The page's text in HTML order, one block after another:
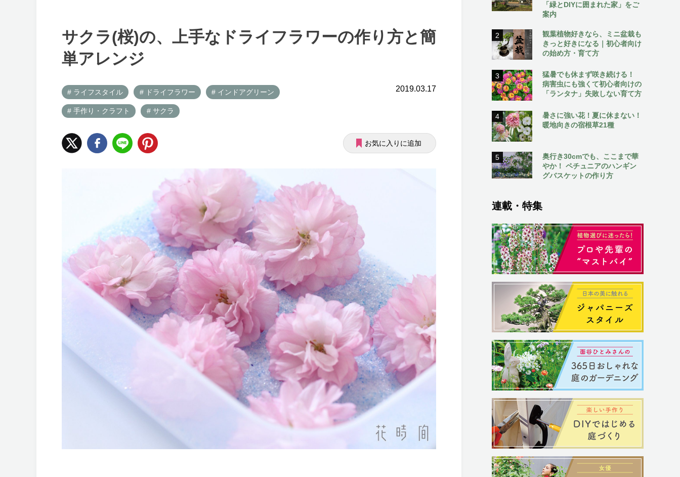
サクラ(桜)の、上手なドライフラワーの作り方と簡
単アレンジ
# ライフスタイル # ドライフラワー # インドアグリーン
# 手作り・クラフト # サクラ
2019.03.17
お気に入りに追加
「緑とDIYに囲まれた家」をご
案内
2
観葉植物好きなら、ミニ盆栽も
きっと好きになる｜初心者向け
の始め方・育て方
3
猛暑でも休まず咲き続ける！
病害虫にも強くて初心者向けの
「ランタナ」失敗しない育て方
4
暑さに強い花！夏に休まない！
暖地向きの宿根草21種
5
奥行き30cmでも、ここまで華
やか！ ペチュニアのハンギン
グバスケットの作り方
連載・特集